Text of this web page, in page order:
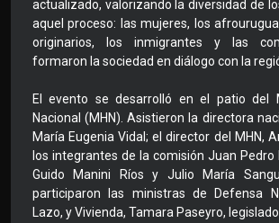
actualizado, valorizando la diversidad de
aquel proceso: las mujeres, los
originarios, los inmigrantes y las
formaron la sociedad en diálogo con la
El evento se desarrolló en el patio del
Nacional (MHN). Asistieron la directora
María Eugenia Vidal; el director del MHN,
los integrantes de la comisión Juan Pedro
Guido Manini Ríos y Julio María
participaron las ministras de Defensa
Lazo, y Vivienda, Tamara Paseyro,